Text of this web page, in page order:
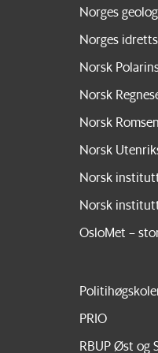
Norges
Norges
Norsk
Norsk
Norsk
Norsk
Norsk
Norsk
OsloMet –
PRIO
RBUP Øst og